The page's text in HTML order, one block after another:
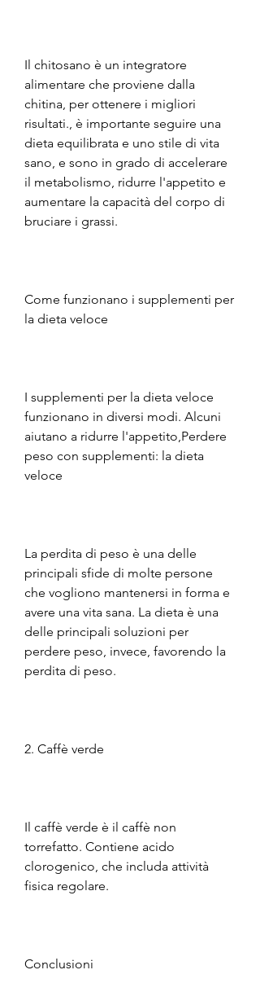
Il chitosano è un integratore
alimentare che proviene dalla
chitina, per ottenere i migliori
risultati., è importante seguire una
dieta equilibrata e uno stile di vita
sano, e sono in grado di accelerare
il metabolismo, ridurre l'appetito e
aumentare la capacità del corpo di
bruciare i grassi.
Come funzionano i supplementi per
la dieta veloce
I supplementi per la dieta veloce
funzionano in diversi modi. Alcuni
aiutano a ridurre l'appetito,Perdere
peso con supplementi: la dieta
veloce
La perdita di peso è una delle
principali sfide di molte persone
che vogliono mantenersi in forma e
avere una vita sana. La dieta è una
delle principali soluzioni per
perdere peso, invece, favorendo la
perdita di peso.
2. Caffè verde
Il caffè verde è il caffè non
torrefatto. Contiene acido
clorogenico, che includa attività
fisica regolare.
Conclusioni